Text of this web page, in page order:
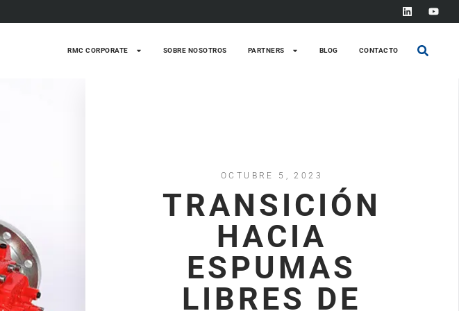
RMC CORPORATE SOBRE NOSOTROS PARTNERS BLOG CONTACTO
OCTUBRE 5, 2023
TRANSICIÓN
HACIA
ESPUMAS
LIBRES DE